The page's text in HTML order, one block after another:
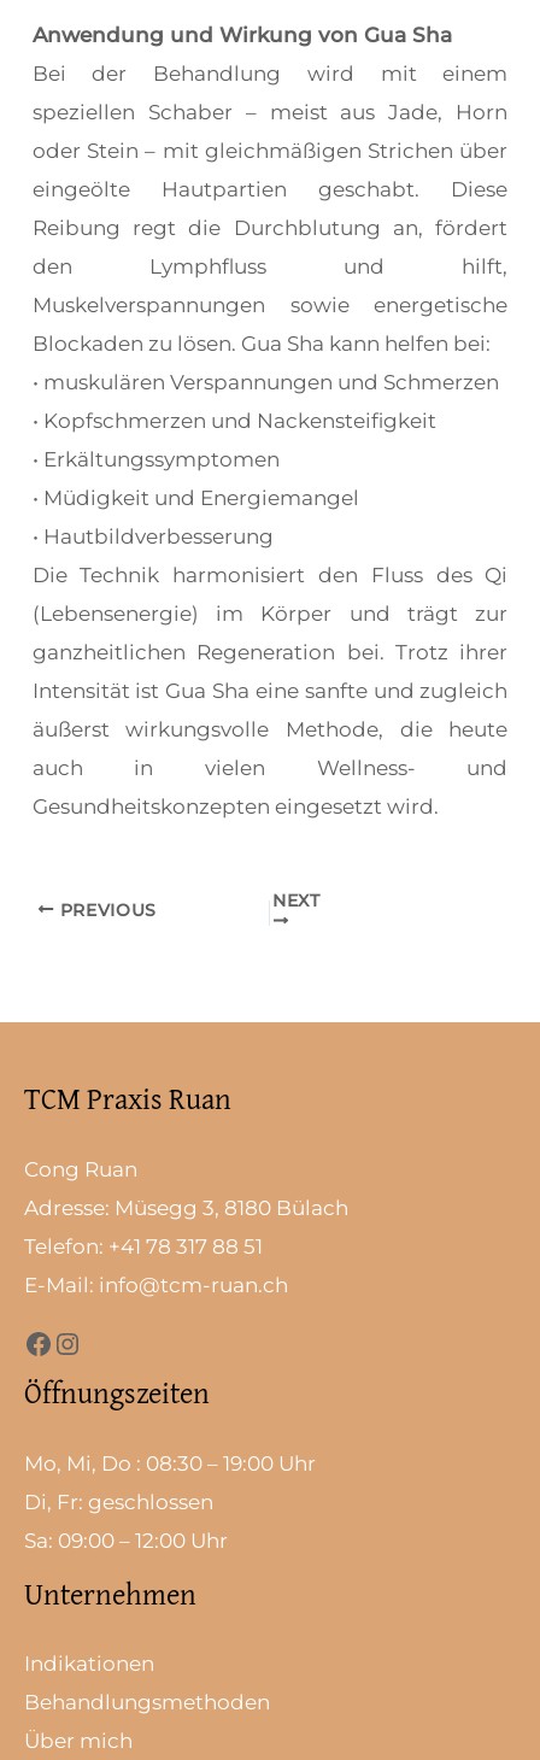
Anwendung und Wirkung von Gua Sha
Bei der Behandlung wird mit einem
speziellen Schaber – meist aus Jade, Horn
oder Stein – mit gleichmäßigen Strichen über
eingeölte Hautpartien geschabt. Diese
Reibung regt die Durchblutung an, fördert
den Lymphfluss und hilft,
Muskelverspannungen sowie energetische
Blockaden zu lösen. Gua Sha kann helfen bei:
• muskulären Verspannungen und Schmerzen
• Kopfschmerzen und Nackensteifigkeit
• Erkältungssymptomen
• Müdigkeit und Energiemangel
• Hautbildverbesserung
Die Technik harmonisiert den Fluss des Qi
(Lebensenergie) im Körper und trägt zur
ganzheitlichen Regeneration bei. Trotz ihrer
Intensität ist Gua Sha eine sanfte und zugleich
äußerst wirkungsvolle Methode, die heute
auch in vielen Wellness- und
Gesundheitskonzepten eingesetzt wird.
PREVIOUS NEXT
TCM Praxis Ruan
Cong Ruan
Adresse: Müsegg 3, 8180 Bülach
Telefon: +41 78 317 88 51
E-Mail: info@tcm-ruan.ch
Öffnungszeiten
Mo, Mi, Do : 08:30 – 19:00 Uhr
Di, Fr: geschlossen
Sa: 09:00 – 12:00 Uhr
Unternehmen
Indikationen
Behandlungsmethoden
Über mich